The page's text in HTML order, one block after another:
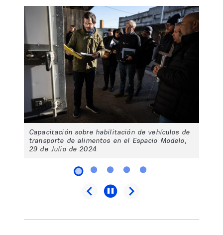
Capacitación sobre habilitación de vehículos de
transporte de alimentos en el Espacio Modelo,
29 de Julio de 2024